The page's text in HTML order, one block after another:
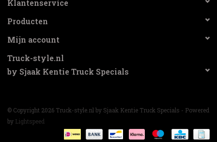
Klantenservice
Producten
Mijn account
Truck-style.nl
by Sjaak Kentie Truck Specials
© Copyright 2026 Truck-style.nl by Sjaak Kentie Truck Specials - Powered
by Lightspeed